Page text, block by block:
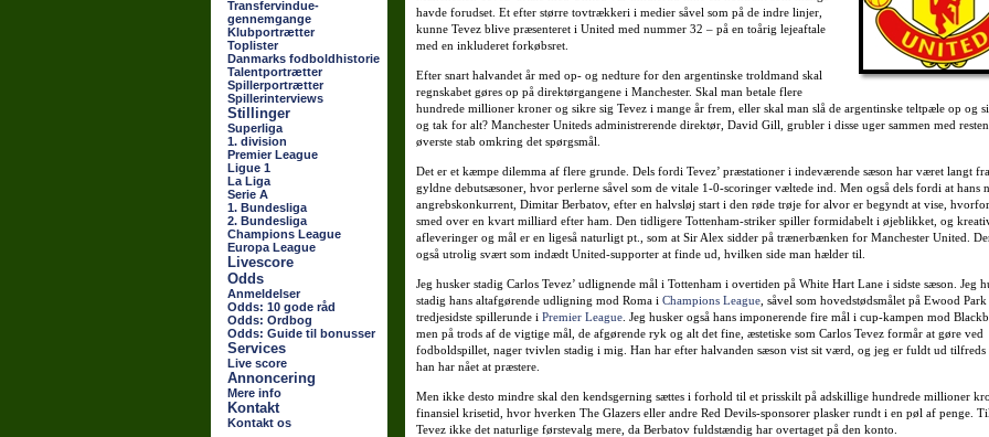
Transfervindue-
gennemgange
Klubportrætter
Toplister
Danmarks fodboldhistorie
Talentportrætter
Spillerportrætter
Spillerinterviews
Stillinger
Superliga
1. division
Premier League
Ligue 1
La Liga
Serie A
1. Bundesliga
2. Bundesliga
Champions League
Europa League
Livescore
Odds
Anmeldelser
Odds: 10 gode råd
Odds: Ordbog
Odds: Guide til bonusser
Services
Live score
Annoncering
Mere info
Kontakt
Kontakt os
havde forudset. Et efter større tovtrækkeri i medier såvel som på de indre linjer,
kunne Tevez blive præsenteret i United med nummer 32 – på en toårig lejeaftale
med en inkluderet forkøbsret.
Efter snart halvandet år med op- og nedture for den argentinske troldmand skal
regnskabet gøres op på direktørgangene i Manchester. Skal man betale flere
hundrede millioner kroner og sikre sig Tevez i mange år frem, eller skal man slå de argentinske teltpæle op og
og tak for alt? Manchester Uniteds administrerende direktør, David Gill, grubler i disse uger sammen med
øverste stab omkring det spørgsmål.
Det er et kæmpe dilemma af flere grunde. Dels fordi Tevez’ præstationer i indeværende sæson har været langt
gyldne debutsæsoner, hvor perlerne såvel som de vitale 1-0-scoringer væltede ind. Men også dels fordi at hans
angrebskonkurrent, Dimitar Berbatov, efter en halvsløj start i den røde trøje for alvor er begyndt at vise,
smed over en kvart milliard efter ham. Den tidligere Tottenham-striker spiller formidabelt i øjeblikket, og
afleveringer og mål er en ligeså naturligt pt., som at Sir Alex sidder på trænerbænken for Manchester United.
også utrolig svært som indædt United-supporter at finde ud, hvilken side man hælder til.
Jeg husker stadig Carlos Tevez’ udlignende mål i Tottenham i overtiden på White Hart Lane i sidste sæson. Jeg
stadig hans altafgørende udligning mod Roma i Champions League , såvel som hovedstødsmålet på Ewood Park
tredjesidste spillerunde i Premier League . Jeg husker også hans imponerende fire mål i cup-kampen mod
men på trods af de vigtige mål, de afgørende ryk og alt det fine, æstetiske som Carlos Tevez formår at gøre ved
fodboldspillet, nager tvivlen stadig i mig. Han har efter halvanden sæson vist sit værd, og jeg er fuldt ud tilfreds
han har nået at præstere.
Men ikke desto mindre skal den kendsgerning sættes i forhold til et prisskilt på adskillige hundrede millioner
finansiel krisetid, hvor hverken The Glazers eller andre Red Devils-sponsorer plasker rundt i en pøl af penge.
Tevez ikke det naturlige førstevalg mere, da Berbatov fuldstændig har overtaget på den konto.